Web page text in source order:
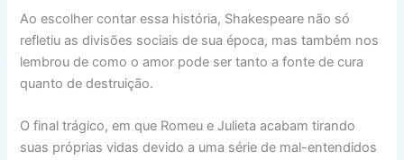
Ao escolher contar essa história, Shakespeare não só
refletiu as divisões sociais de sua época, mas também nos
lembrou de como o amor pode ser tanto a fonte de cura
quanto de destruição.
O final trágico, em que Romeu e Julieta acabam tirando
suas próprias vidas devido a uma série de mal-entendidos